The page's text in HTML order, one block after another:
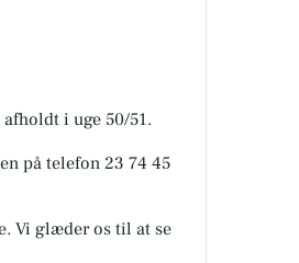
i uge 50/51.
på telefon 23 74 45
Vi glæder os til at se